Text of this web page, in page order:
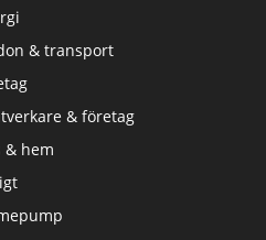
& transport
& företag
& hem